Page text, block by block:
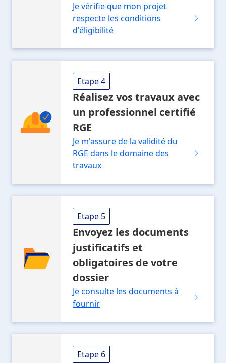
Je vérifie que mon projet
respecte les conditions
d'éligibilité
Etape 4
Réalisez vos travauxavec
un professionnel certifié
RGE
Je m'assure de la validité du
RGE dans le domaine des
travaux
Etape 5
Envoyez les documents
justificatifs et
obligatoires de votre
dossier
Je consulte les documents à
fournir
Etape 6